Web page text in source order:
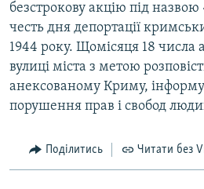
безстрокову акцію під назвою
честь дня депортації
1944 року. Щомісяця 18 числа
вулиці міста з метою
анексованому Криму,
порушення прав і свобод
Поділитись Читати без